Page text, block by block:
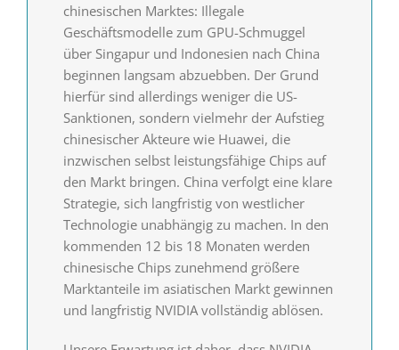
chinesischen Marktes: Illegale
Geschäftsmodelle zum GPU-Schmuggel
über Singapur und Indonesien nach China
beginnen langsam abzuebben. Der Grund
hierfür sind allerdings weniger die US-
Sanktionen, sondern vielmehr der Aufstieg
chinesischer Akteure wie Huawei, die
inzwischen selbst leistungsfähige Chips auf
den Markt bringen. China verfolgt eine klare
Strategie, sich langfristig von westlicher
Technologie unabhängig zu machen. In den
kommenden 12 bis 18 Monaten werden
chinesische Chips zunehmend größere
Marktanteile im asiatischen Markt gewinnen
und langfristig NVIDIA vollständig ablösen.